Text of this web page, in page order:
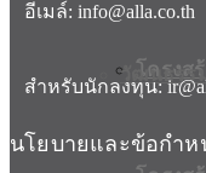
โครงส
วัฒนธรร
อีเมล์: info@alla.co.th
สำหรับนักลงทุน:
นโยบายและข้อกำห